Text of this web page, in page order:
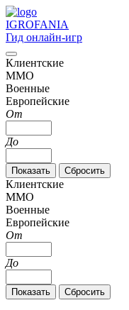
IGROFANIA
Гид онлайн-игр
Клиентские
MMO
Военные
Европейские
От
До
Клиентские
MMO
Военные
Европейские
От
До